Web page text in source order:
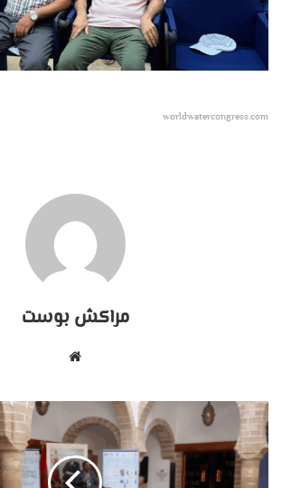
worldwatercongress.com
مراكش بوست